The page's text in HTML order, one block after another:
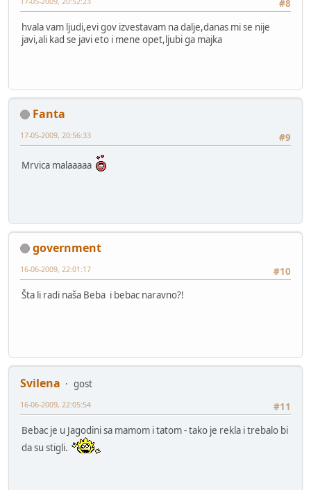
#8
hvala vam ljudi,evi gov izvestavam na dalje,danas mi se nije
javi,ali kad se javi eto i mene opet,ljubi ga majka
Fanta
#9
17-05-2009, 20:56:33
Mrvica malaaaaa
government
#10
16-06-2009, 22:01:17
Šta li radi naša Beba i bebac naravno?!
Svilena
gost
#11
16-06-2009, 22:05:54
Bebac je u Jagodini sa mamom i tatom - tako je rekla i trebalo bi
da su stigli.